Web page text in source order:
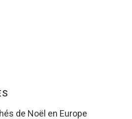
de Noël en Europe